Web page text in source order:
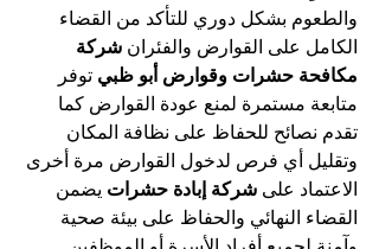
والطعوم بشكل دوري للتأكد من القضاء
الكامل على القوارض والفئران شركة
مكافحة حشرات وقوارض أبو ظبي توفر
متابعة مستمرة لمنع عودة القوارض كما
تقدم نصائح للحفاظ على نظافة المكان
وتقليل أي فرص لدخول القوارض مرة أخرى
الاعتماد على شركة إبادة حشرات يضمن
القضاء النهائي والحفاظ على بيئة صحية